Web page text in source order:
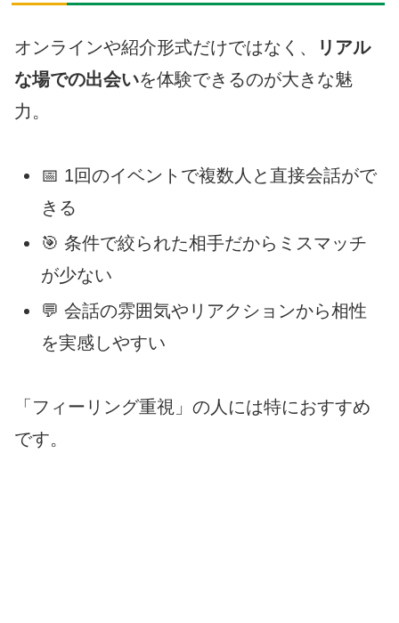
オンラインや紹介形式だけではなく、
リアル
な場での出会いを体験できるのが大きな魅
力。
📅 1回のイベントで複数人と直接会話がで
きる
🎯 条件で絞られた相手だからミスマッチ
が少ない
💬 会話の雰囲気やリアクションから相性
を実感しやすい
「フィーリング重視」の人には特におすすめ
です。